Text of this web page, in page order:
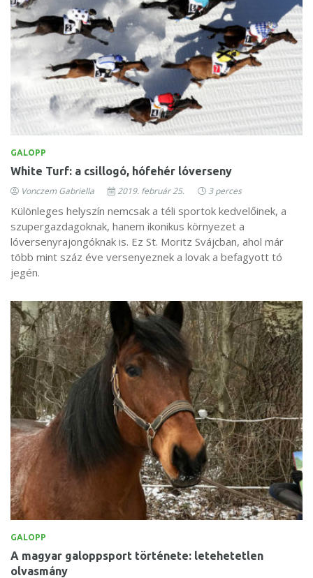
GALOPP
White Turf: a csillogó, hófehér lóverseny
Vonczem Gabriella 2019. február 25. 3 perces
Különleges helyszín nemcsak a téli sportok kedvelőinek, a
szupergazdagoknak, hanem ikonikus környezet a
lóversenyrajongóknak is. Ez St. Moritz Svájcban, ahol már
több mint száz éve versenyeznek a lovak a befagyott tó
jegén.
GALOPP
A magyar galoppsport története: letehetetlen
olvasmány